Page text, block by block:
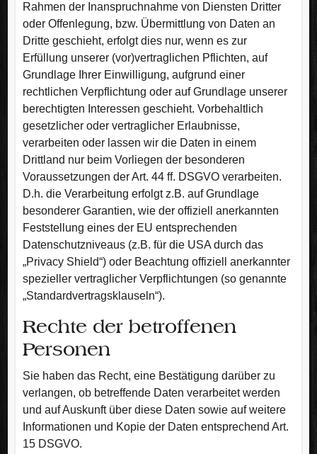
Rahmen der Inanspruchnahme von Diensten Dritter
oder Offenlegung, bzw. Übermittlung von Daten an
Dritte geschieht, erfolgt dies nur, wenn es zur
Erfüllung unserer (vor)vertraglichen Pflichten, auf
Grundlage Ihrer Einwilligung, aufgrund einer
rechtlichen Verpflichtung oder auf Grundlage unserer
berechtigten Interessen geschieht. Vorbehaltlich
gesetzlicher oder vertraglicher Erlaubnisse,
verarbeiten oder lassen wir die Daten in einem
Drittland nur beim Vorliegen der besonderen
Voraussetzungen der Art. 44 ff. DSGVO verarbeiten.
D.h. die Verarbeitung erfolgt z.B. auf Grundlage
besonderer Garantien, wie der offiziell anerkannten
Feststellung eines der EU entsprechenden
Datenschutzniveaus (z.B. für die USA durch das
„Privacy Shield“) oder Beachtung offiziell anerkannter
spezieller vertraglicher Verpflichtungen (so genannte
„Standardvertragsklauseln“).
Rechte der betroffenen
Personen
Sie haben das Recht, eine Bestätigung darüber zu
verlangen, ob betreffende Daten verarbeitet werden
und auf Auskunft über diese Daten sowie auf weitere
Informationen und Kopie der Daten entsprechend Art.
15 DSGVO.